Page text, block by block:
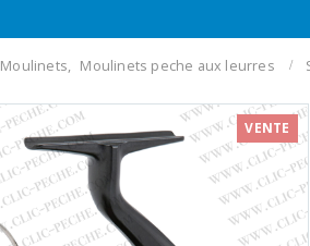
Moulinets, Moulinets peche aux leurres
VENTE